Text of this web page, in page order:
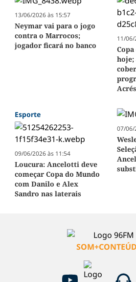
13/06/2026 às 15:57
Neymar vai para o jogo
contra o Marrocos;
jogador ficará no banco
11/06/
hoje;
Esporte
09/06/2026 às 11:54
Loucura: Ancelotti deve
começar Copa do Mundo
com Danilo e Alex
Sandro nas laterais
07/06/